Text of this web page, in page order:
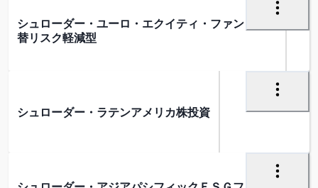
シュローダー・ユーロ・エクイティ・ファンド 為
替リスク軽減型
シュローダー・ラテンアメリカ株投資